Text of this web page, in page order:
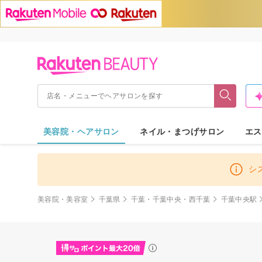
美容院・ヘアサロン ネイル・まつげサロン エ
シ
美容院・美容室 千葉県 千葉・千葉中央・西千葉 千葉中央駅